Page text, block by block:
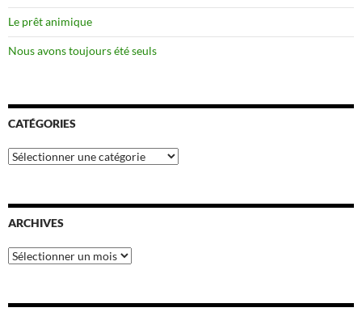
Le prêt animique
Nous avons toujours été seuls
CATÉGORIES
Catégories
ARCHIVES
Archives